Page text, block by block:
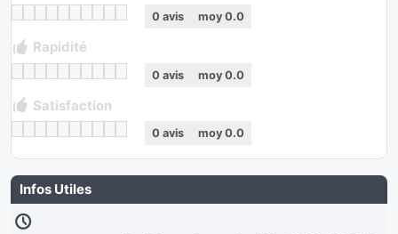
0 avis moy 0.0
Rapidité
0 avis moy 0.0
Satisfaction
0 avis moy 0.0
Infos Utiles